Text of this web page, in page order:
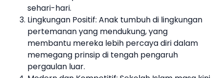
sehari-hari.
Lingkungan Positif: Anak tumbuh di lingkungan
pertemanan yang mendukung, yang
membantu mereka lebih percaya diri dalam
memegang prinsip di tengah pengaruh
pergaulan luar.